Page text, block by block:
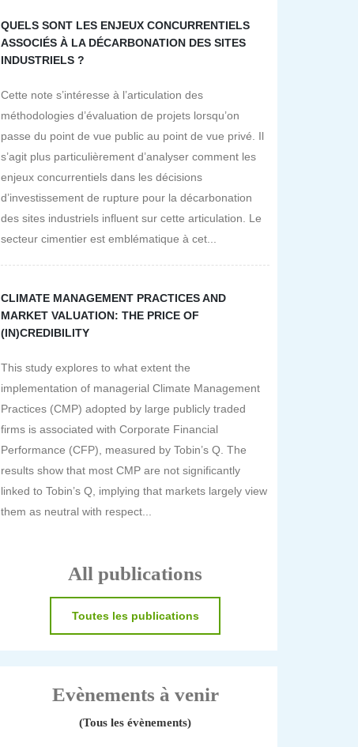
QUELS SONT LES ENJEUX CONCURRENTIELS
ASSOCIÉS À LA DÉCARBONATION DES SITES
INDUSTRIELS ?
Cette note s’intéresse à l’articulation des
méthodologies d’évaluation de projets lorsqu’on
passe du point de vue public au point de vue privé. Il
s’agit plus particulièrement d’analyser comment les
enjeux concurrentiels dans les décisions
d’investissement de rupture pour la décarbonation
des sites industriels influent sur cette articulation. Le
secteur cimentier est emblématique à cet...
CLIMATE MANAGEMENT PRACTICES AND
MARKET VALUATION: THE PRICE OF
(IN)CREDIBILITY
This study explores to what extent the
implementation of managerial Climate Management
Practices (CMP) adopted by large publicly traded
firms is associated with Corporate Financial
Performance (CFP), measured by Tobin’s Q. The
results show that most CMP are not significantly
linked to Tobin’s Q, implying that markets largely view
them as neutral with respect...
All publications
Toutes les publications
Evènements à venir
(Tous les évènements)